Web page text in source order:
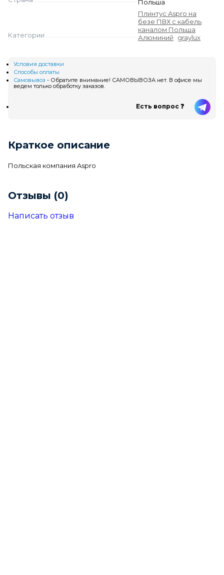
Польша
Категории
Плинтус Aspro на
безе ПВХ с кабель
каналом Польша
Алюминий
graylux
Условия доставки
Способы оплаты
Самовывоз - Обратите внимание! САМОВЫВОЗА нет. В офисе мы
ведем только обработку заказов.
Есть вопрос ❓
Краткое описание
Польская компания Aspro
Отзывы (0)
Написать отзыв